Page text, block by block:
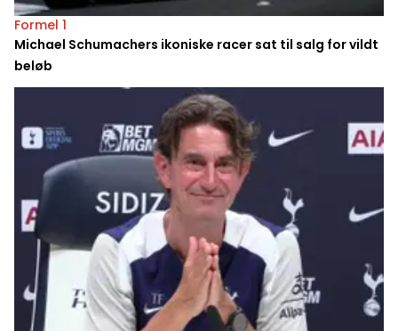
Formel 1
Michael Schumachers ikoniske racer sat til salg for vildt
beløb